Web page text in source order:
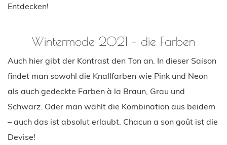
Entdecken!
Wintermode 2021 – die Farben
Auch hier gibt der Kontrast den Ton an. In dieser Saison
findet man sowohl die Knallfarben wie Pink und Neon
als auch gedeckte Farben à la Braun, Grau und
Schwarz. Oder man wählt die Kombination aus beidem
– auch das ist absolut erlaubt. Chacun a son goût ist die
Devise!